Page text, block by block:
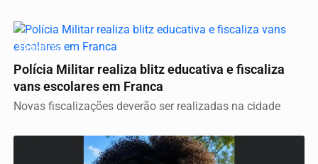
TRÂNSITO
Polícia Militar realiza blitz educativa e fiscaliza
vans escolares em Franca
Novas fiscalizações deverão ser realizadas na cidade